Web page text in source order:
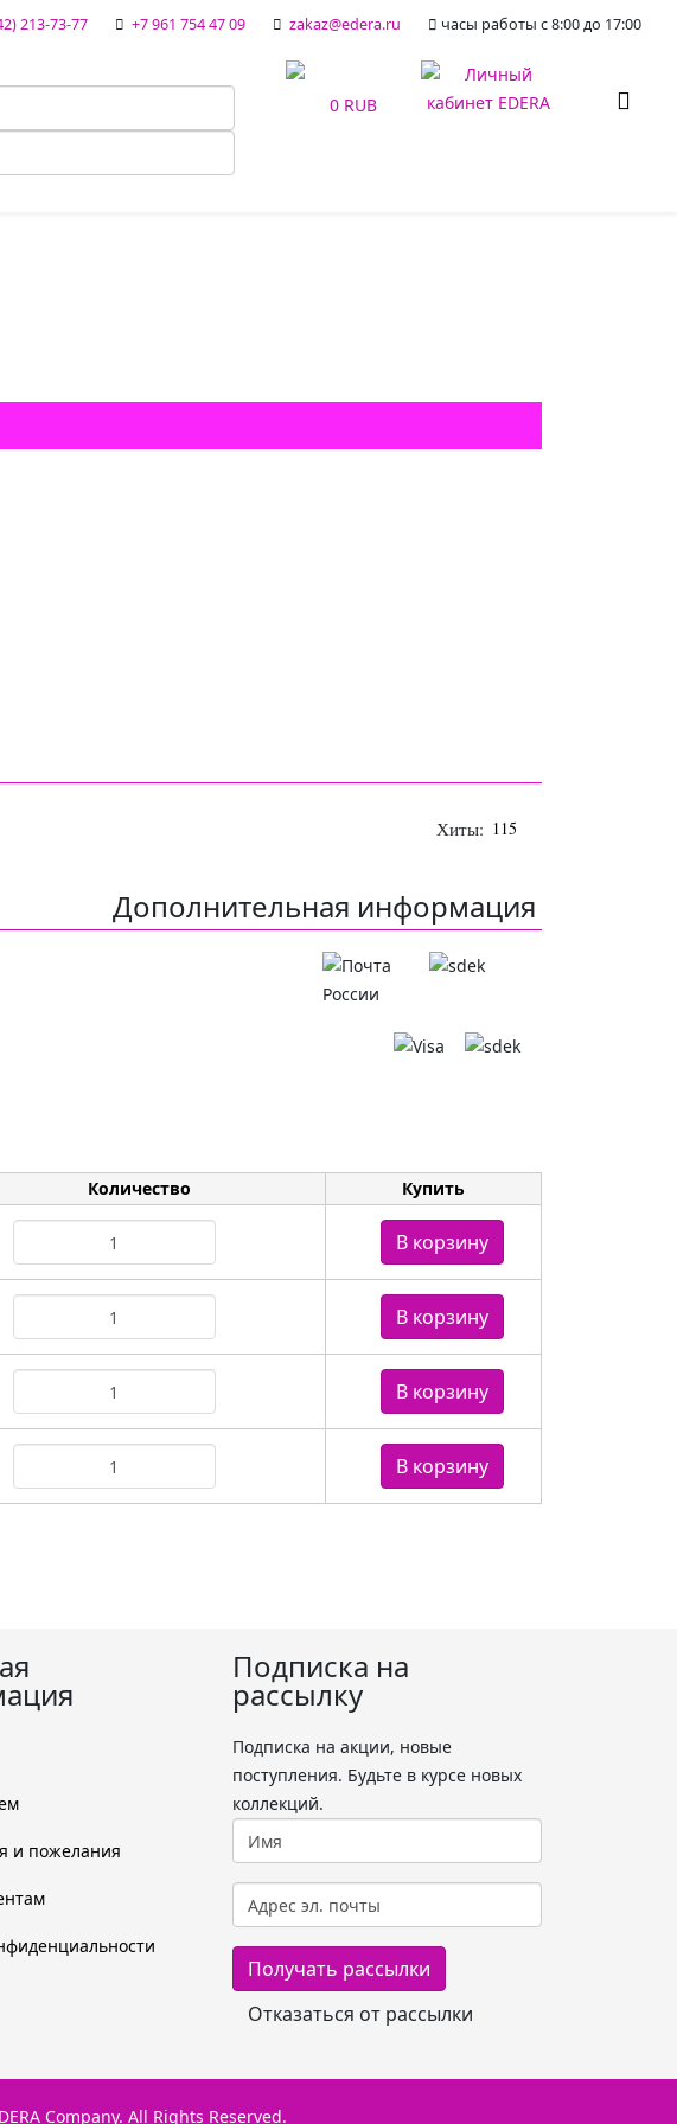
213-73-77 +7 961 754 47 09 zakaz@edera.ru часы работы с 8:00 до 17:00
0 RUB
Хиты: 115
Дополнительная информация
Количество Купить
и пожелания
Подписка на
рассылку
Подписка на акции, новые
поступления. Будьте в курсе новых
коллекций.
Company. All Rights Reserved.